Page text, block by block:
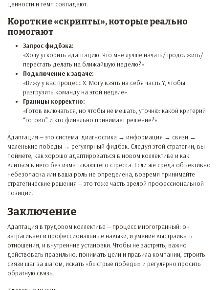
ценности и темп совпадают.
Короткие «скрипты», которые реально
помогают
Запрос фидбэка:
«Хочу ускорить адаптацию. Что мне лучше начать/продолжить/
перестать делать на ближайшую неделю?»
Подключение к задаче:
«Вижу у вас процесс X. Могу взять на себя часть Y, чтобы
разгрузить команду на этой неделе».
Границы корректно:
«Готов включаться, но чтобы не мешать, уточню: какой критерий
“готово” и кто финально принимает решение?»
Адаптация — это система: диагностика → информация → связи →
маленькие победы → регулярный фидбэк. Следуя этой стратегии, вы
поймете, как хорошо адаптироваться в новом коллективе и как
влиться в него без изматывающего стресса. Если же среда объективно
небезопасна или ваша роль не определена, вовремя принимайте
стратегические решения — это тоже часть зрелой профессиональной
позиции.
Заключение
Адаптация в трудовом коллективе — процесс многогранный: он
затрагивает и профессиональные навыки, и умение выстраивать
отношения, и внутренние установки. Чтобы не застрять, важно
действовать правильно: понимать цели и правила компании, строить
связи шаг за шагом, искать «быстрые победы» и регулярно просить
обратную связь.